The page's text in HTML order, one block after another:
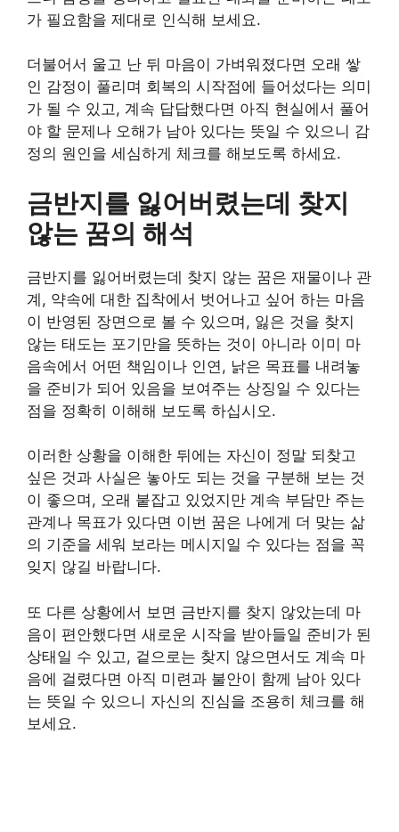
가 필요함을 제대로 인식해 보세요.
더불어서 울고 난 뒤 마음이 가벼워졌다면 오래 쌓
인 감정이 풀리며 회복의 시작점에 들어섰다는 의미
가 될 수 있고, 계속 답답했다면 아직 현실에서 풀어
야 할 문제나 오해가 남아 있다는 뜻일 수 있으니 감
정의 원인을 세심하게 체크를 해보도록 하세요.
금반지를 잃어버렸는데 찾지
않는 꿈의 해석
금반지를 잃어버렸는데 찾지 않는 꿈은 재물이나 관
계, 약속에 대한 집착에서 벗어나고 싶어 하는 마음
이 반영된 장면으로 볼 수 있으며, 잃은 것을 찾지
않는 태도는 포기만을 뜻하는 것이 아니라 이미 마
음속에서 어떤 책임이나 인연, 낡은 목표를 내려놓
을 준비가 되어 있음을 보여주는 상징일 수 있다는
점을 정확히 이해해 보도록 하십시오.
이러한 상황을 이해한 뒤에는 자신이 정말 되찾고
싶은 것과 사실은 놓아도 되는 것을 구분해 보는 것
이 좋으며, 오래 붙잡고 있었지만 계속 부담만 주는
관계나 목표가 있다면 이번 꿈은 나에게 더 맞는 삶
의 기준을 세워 보라는 메시지일 수 있다는 점을 꼭
잊지 않길 바랍니다.
또 다른 상황에서 보면 금반지를 찾지 않았는데 마
음이 편안했다면 새로운 시작을 받아들일 준비가 된
상태일 수 있고, 겉으로는 찾지 않으면서도 계속 마
음에 걸렸다면 아직 미련과 불안이 함께 남아 있다
는 뜻일 수 있으니 자신의 진심을 조용히 체크를 해
보세요.